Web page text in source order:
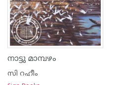
നാട്ടു മാമ്പഴം
സി റഹീം